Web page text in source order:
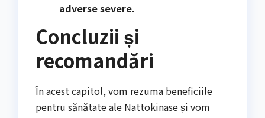
adverse severe.
Concluzii și
recomandări
În acest capitol, vom rezuma beneficiile
pentru sănătate ale Nattokinase și vom